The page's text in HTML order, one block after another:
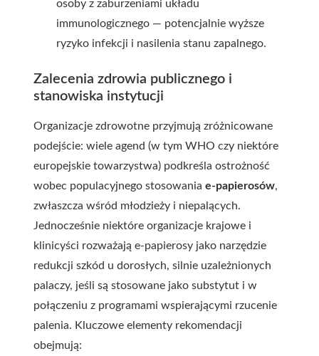
osoby z zaburzeniami układu
immunologicznego — potencjalnie wyższe
ryzyko infekcji i nasilenia stanu zapalnego.
Zalecenia zdrowia publicznego i
stanowiska instytucji
Organizacje zdrowotne przyjmują zróżnicowane
podejście: wiele agend (w tym WHO czy niektóre
europejskie towarzystwa) podkreśla ostrożność
wobec populacyjnego stosowania e-papierosów,
zwłaszcza wśród młodzieży i niepalących.
Jednocześnie niektóre organizacje krajowe i
klinicyści rozważają e-papierosy jako narzędzie
redukcji szkód u dorosłych, silnie uzależnionych
palaczy, jeśli są stosowane jako substytut i w
połączeniu z programami wspierającymi rzucenie
palenia. Kluczowe elementy rekomendacji
obejmują: